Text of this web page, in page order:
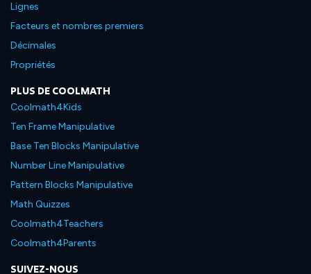
Lignes
Facteurs et nombres premiers
Décimales
Propriétés
PLUS DE COOLMATH
Coolmath4Kids
Ten Frame Manipulative
Base Ten Blocks Manipulative
Number Line Manipulative
Pattern Blocks Manipulative
Math Quizzes
Coolmath4Teachers
Coolmath4Parents
SUIVEZ-NOUS